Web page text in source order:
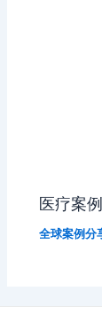
医疗案
全球案例分